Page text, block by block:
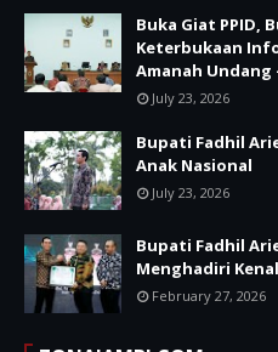
Buka Giat PPID,
Keterbukaan
Amanah Undang
July 23, 2026
Bupati Fadhil
Anak Nasional
July 23, 2026
Bupati Fadhil
Menghadiri
February 27, 2026